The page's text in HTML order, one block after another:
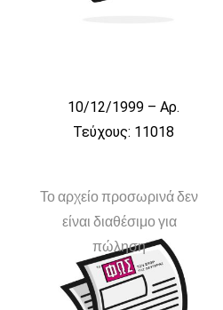
10/12/1999 – Αρ.
Τεύχους: 11018
Το αρχείο προσωρινά δεν
είναι διαθέσιμο για
πώληση